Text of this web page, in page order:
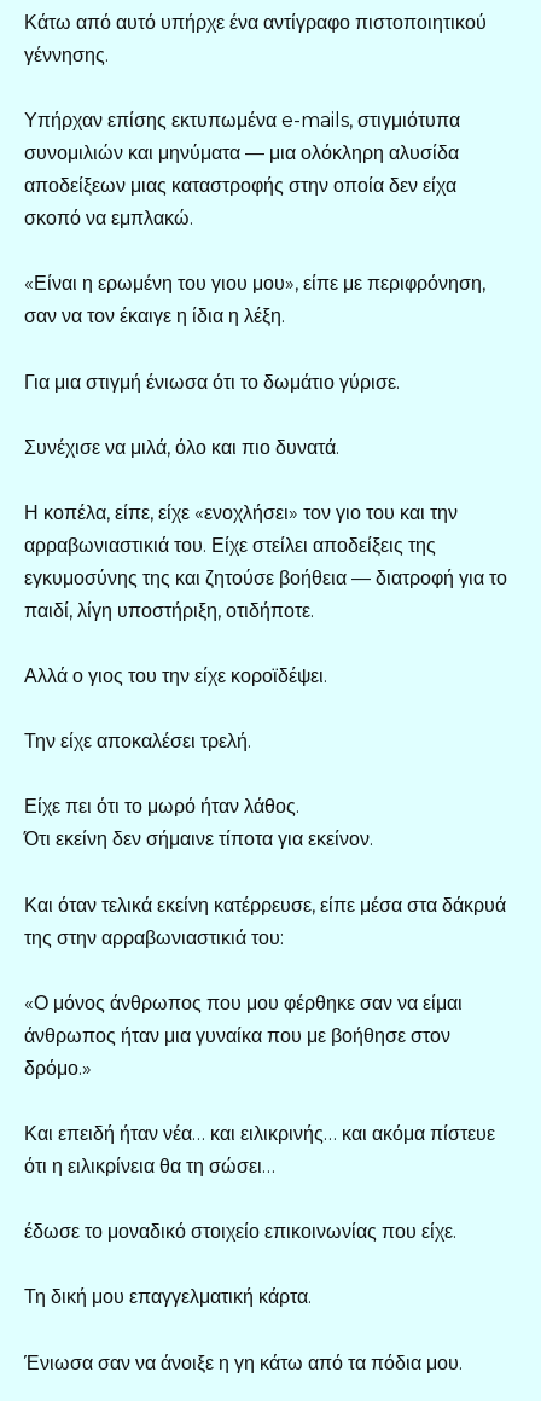
Κάτω από αυτό υπήρχε ένα αντίγραφο πιστοποιητικού
γέννησης.
Υπήρχαν επίσης εκτυπωμένα e-mails, στιγμιότυπα
συνομιλιών και μηνύματα — μια ολόκληρη αλυσίδα
αποδείξεων μιας καταστροφής στην οποία δεν είχα
σκοπό να εμπλακώ.
«Είναι η ερωμένη του γιου μου», είπε με περιφρόνηση,
σαν να τον έκαιγε η ίδια η λέξη.
Για μια στιγμή ένιωσα ότι το δωμάτιο γύρισε.
Συνέχισε να μιλά, όλο και πιο δυνατά.
Η κοπέλα, είπε, είχε «ενοχλήσει» τον γιο του και την
αρραβωνιαστικιά του. Είχε στείλει αποδείξεις της
εγκυμοσύνης της και ζητούσε βοήθεια — διατροφή για το
παιδί, λίγη υποστήριξη, οτιδήποτε.
Αλλά ο γιος του την είχε κοροϊδέψει.
Την είχε αποκαλέσει τρελή.
Είχε πει ότι το μωρό ήταν λάθος.
Ότι εκείνη δεν σήμαινε τίποτα για εκείνον.
Και όταν τελικά εκείνη κατέρρευσε, είπε μέσα στα δάκρυά
της στην αρραβωνιαστικιά του:
«Ο μόνος άνθρωπος που μου φέρθηκε σαν να είμαι
άνθρωπος ήταν μια γυναίκα που με βοήθησε στον
δρόμο.»
Και επειδή ήταν νέα… και ειλικρινής… και ακόμα πίστευε
ότι η ειλικρίνεια θα τη σώσει…
έδωσε το μοναδικό στοιχείο επικοινωνίας που είχε.
Τη δική μου επαγγελματική κάρτα.
Ένιωσα σαν να άνοιξε η γη κάτω από τα πόδια μου.